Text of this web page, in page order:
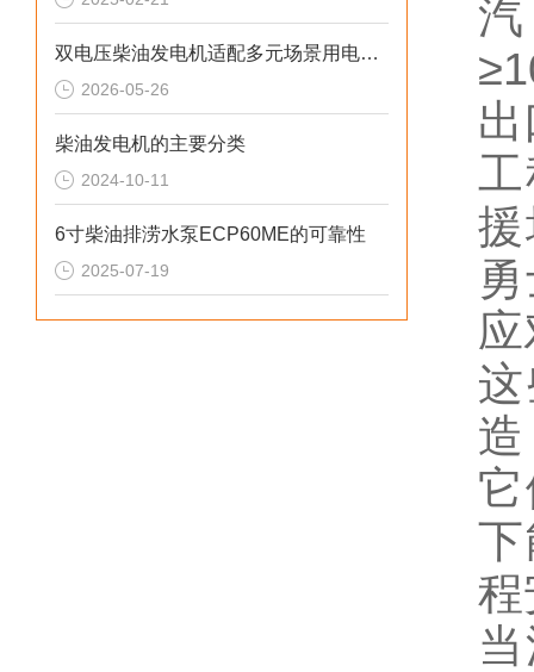
双电压柴油发电机适配多元场景用电需求
2026-05-26
柴油发电机的主要分类
2024-10-11
6寸柴油排涝水泵ECP60ME的可靠性
2025-07-19
程